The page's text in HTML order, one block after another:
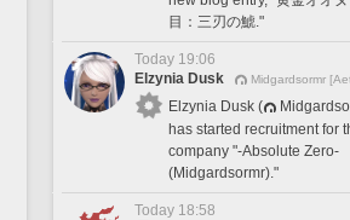
目：三刃の鯱."
Today 19:06
Elzynia Dusk
Midgardsormr
Elzynia Dusk (
has started recruitment for
company "-Absolute Zero-
(Midgardsormr)."
Today 18:58